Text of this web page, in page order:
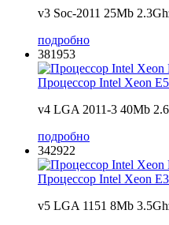
v3 Soc-2011 25Mb
подробно
381953
Процессор Intel Xeon
v4 LGA 2011-3 40Mb
подробно
342922
Процессор Intel Xeon
v5 LGA 1151 8Mb